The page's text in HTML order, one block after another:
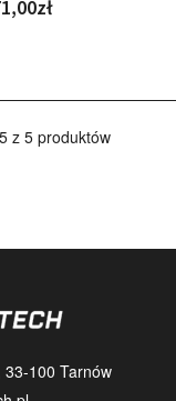
z 5 produktów
33-100 Tarnów